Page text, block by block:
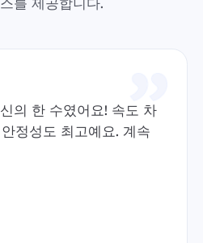
의 한 수였어요! 속도 차
정성도 최고예요. 계속